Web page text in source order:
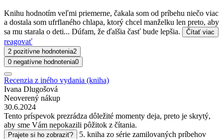
Knihu hodnotím veľmi priemerne, čakala som od príbehu niečo viac
a dostala som ufrflaného chlapa, ktorý chcel manželku len preto, aby
sa mu starala o deti... Dúfam, že ďalšia časť bude lepšia.
Čítať viac
reagovať
2 pozitívne hodnotenia2
0 negatívne hodnotenia0
Recenzia z iného vydania (kniha)
Ivana Dlugošová
Neoverený nákup
30.6.2024
Tento príspevok prezrádza dôležité momenty deja, preto je skrytý,
aby sme Vám nepokazili pôžitok z čítania.
Prajete si ho zobraziť?
5. kniha zo série zamilovaných príbehov